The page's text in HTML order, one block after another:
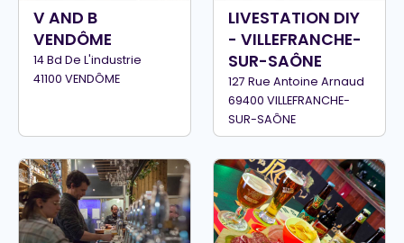
V AND B
VENDÔME
14 Bd De L'industrie
41100 VENDÔME
LIVESTATION DIY
- VILLEFRANCHE-
SUR-SAÔNE
127 Rue Antoine Arnaud
69400 VILLEFRANCHE-
SUR-SAÔNE